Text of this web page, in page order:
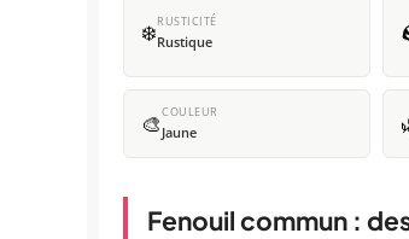
❄️RUSTICITÉ
Rustique
🎨COULEUR
Jaune
Fenouil commun :